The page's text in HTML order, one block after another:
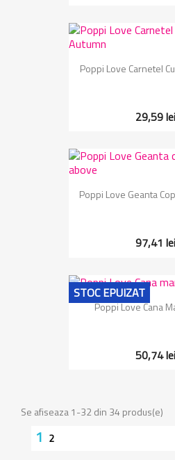
Poppi Love Carnetel
29,59 lei
Poppi Love Geanta
97,41 lei
Poppi Love Cana
50,74 lei
STOC EPUIZAT
Se afiseaza 1-32 din 34 produs(e)
1 2